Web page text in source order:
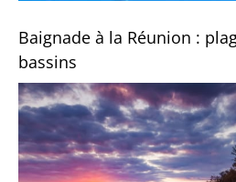
Baignade à la Réunion :
bassins